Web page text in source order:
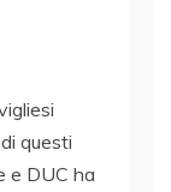
questi
e DUC ha